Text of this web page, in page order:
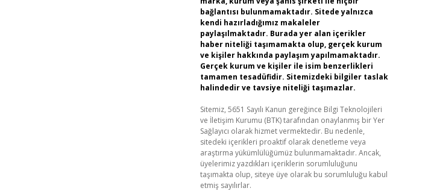
bağlantısı bulunmamaktadır. Sitede yalnızca
kendi hazırladığımız makaleler
paylaşılmaktadır. Burada yer alan içerikler
haber niteliği taşımamakta olup, gerçek kurum
ve kişiler hakkında paylaşım yapılmamaktadır.
Gerçek kurum ve kişiler ile isim benzerlikleri
tamamen tesadüfidir. Sitemizdeki bilgiler taslak
halindedir ve tavsiye niteliği taşımazlar.
Sitemiz, 5651 Sayılı Kanun gereğince Bilgi Teknolojileri
ve İletişim Kurumu (BTK) tarafından onaylanmış bir Yer
Sağlayıcı olarak hizmet vermektedir. Bu nedenle,
sitedeki içerikleri proaktif olarak denetleme veya
araştırma yükümlülüğümüz bulunmamaktadır. Ancak,
üyelerimiz yazdıkları içeriklerin sorumluluğunu
taşımakta olup, siteye üye olarak bu sorumluluğu kabul
etmiş sayılırlar.